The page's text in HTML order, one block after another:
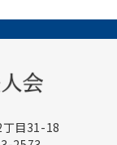
目31-18